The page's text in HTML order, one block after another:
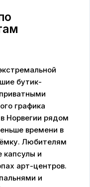
бутик-
графика
Норвегии рядом
времени в
Любителям
и
арт-центров.
и